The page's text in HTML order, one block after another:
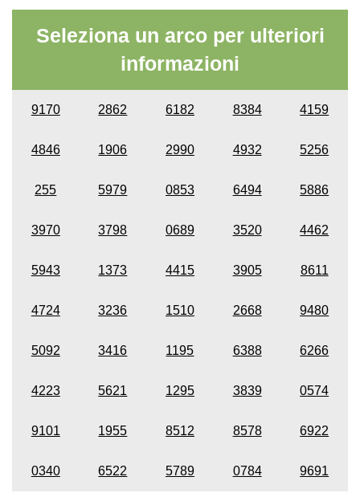
Seleziona un arco per ulteriori
informazioni
9170 2862 6182 8384 4159
4846 1906 2990 4932 5256
255 5979 0853 6494 5886
3970 3798 0689 3520 4462
5943 1373 4415 3905 8611
4724 3236 1510 2668 9480
5092 3416 1195 6388 6266
4223 5621 1295 3839 0574
9101 1955 8512 8578 6922
0340 6522 5789 0784 9691